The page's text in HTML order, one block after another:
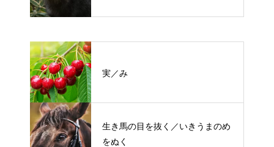
実／み
生き馬の目を抜く／いきうまのめ
をぬく